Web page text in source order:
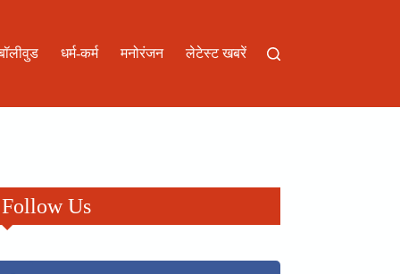
धर्म-कर्म मनोरंजन लेटेस्ट खबरें
Follow Us